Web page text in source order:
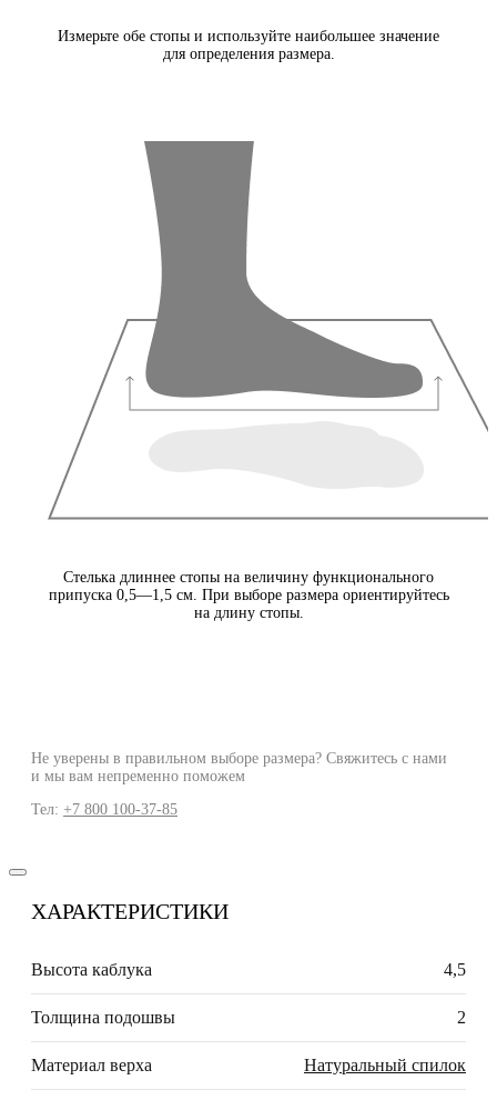
Измерьте обе стопы и используйте наибольшее значение
для определения размера.
Стелька длиннее стопы на величину функционального
припуска 0,5—1,5 см. При выборе размера ориентируйтесь
на длину стопы.
Не уверены в правильном выборе размера? Свяжитесь с нами
и мы вам непременно поможем
Тел: +7 800 100-37-85
ХАРАКТЕРИСТИКИ
Высота каблука 4,5
Толщина подошвы 2
Материал верха Натуральный спилок